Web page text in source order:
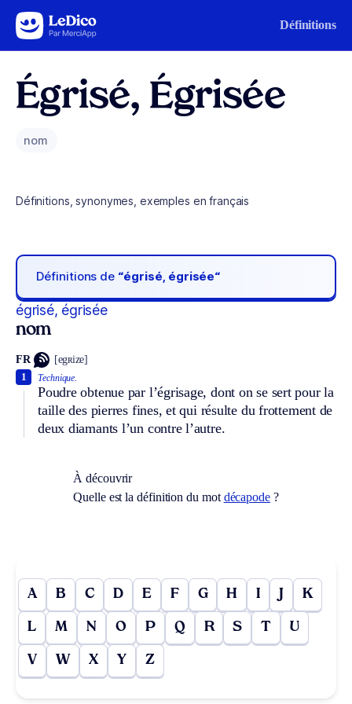
Aller au contenu Définitions
Égrisé, Égrisée
nom
Définitions, synonymes, exemples en français
Définitions de “égrisé, égrisée“
égrisé, égrisée
nom
FR [egʀize]
Technique.
Poudre obtenue par l’égrisage, dont on se sert pour la
taille des pierres fines, et qui résulte du frottement de
deux diamants l’un contre l’autre.
1
À découvrir
Quelle est la définition du mot décapode?
A B C D E F G H I J K
L M N O P Q R S T U
V W X Y Z